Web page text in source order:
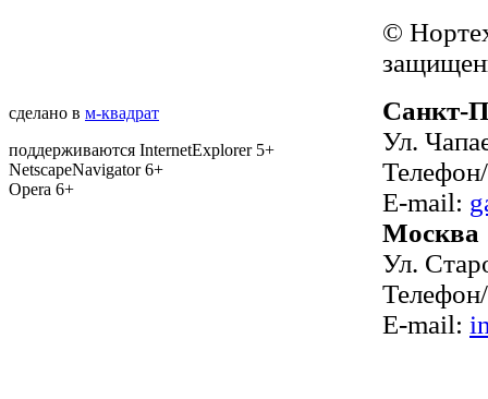
сделано в м-квадрат
поддерживаются InternetExplorer 5+
NetscapeNavigator 6+
Opera 6+
©
Санкт-
Ул.
E-mail:
Москва
Ул.
E-mail: